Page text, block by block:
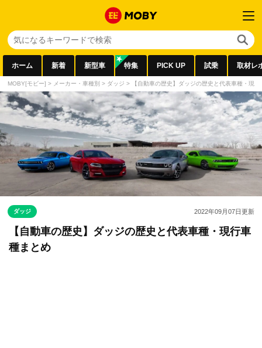
ホーム 新着 新型車 特集 PICK UP 試乗 取材レ
MOBY[モビー] > メーカー・車種別 > ダッジ > 【自動車の歴史】ダッジの歴史と代表車種・現
ダッジ 2022年09月07日更新
【自動車の歴史】ダッジの歴史と代表車種・現行車
種まとめ